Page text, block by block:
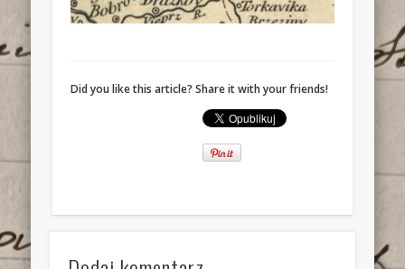
Did you like this article? Share it with your friends!